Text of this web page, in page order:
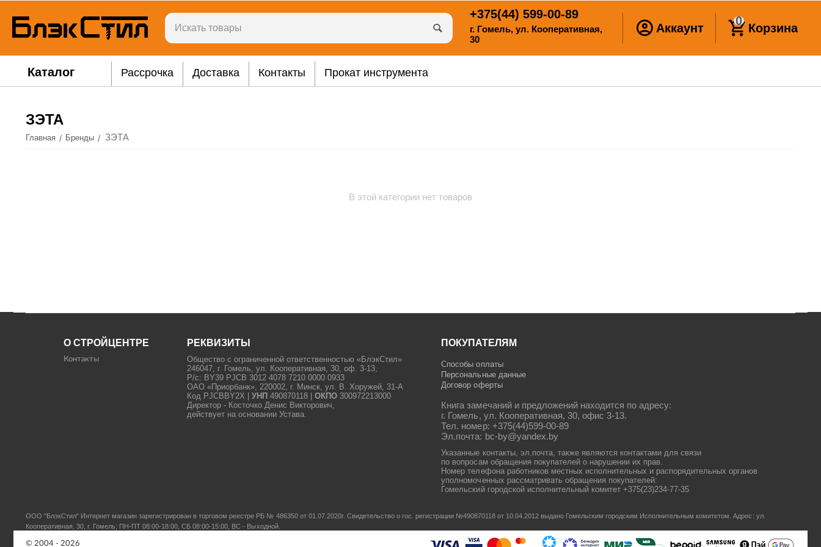
+375(44) 599-00-89
г. Гомель, ул. Кооперативная,
30
Аккаунт
0
Корзина
Каталог Рассрочка Доставка Контакты Прокат инструмента
ЗЭТА
Главная / Бренды / ЗЭТА
В этой категории нет товаров
О СТРОЙЦЕНТРЕ
Контакты
РЕКВИЗИТЫ
Общество с ограниченной ответственностью «БлэкСтил»
246047, г. Гомель, ул. Кооперативная, 30, оф. 3-13,
Р/с: BY39 PJCB 3012 4078 7210 0000 0933
ОАО «Приорбанк», 220002, г. Минск, ул. В. Хоружей, 31-А
Код PJCBBY2X |УНП 490870118 |ОКПО 300972213000
Директор - Косточко Денис Викторович,
действует на основании Устава.
ПОКУПАТЕЛЯМ
Способы оплаты
Персональные данные
Договор оферты
Книга замечаний и предложений находится по адресу:
г. Гомель, ул. Кооперативная, 30, офис 3-13.
Тел. номер: +375(44)599-00-89
Эл.почта: bc-by@yandex.by
Указанные контакты, эл.почта, также являются контактами для связи
по вопросам обращения покупателей о нарушении их прав.
Номер телефона работников местных исполнительных и распорядительных органов
уполномоченных рассматривать обращения покупателей:
Гомельский городской исполнительный комитет +375(23)234-77-35
ООО "БлэкСтил" Интернет магазин зарегистрирован в торговом реестре РБ № 486350 от 01.07.2020г. Свидетельство о гос. регистрации №490870118 от 10.04.2012 выдано Гомельским городским Исполнительным комитетом.Адрес: ул.
Кооперативная, 30, г. Гомель; ПН-ПТ 08:00-18:00, СБ 08:00-15:00, ВС - Выходной.
© 2004 - 2026